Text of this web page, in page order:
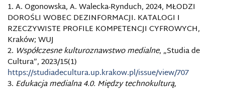
A. Ogonowska, A. Walecka-Rynduch, 2024, MŁODZI
DOROŚLI WOBEC DEZINFORMACJI. KATALOGI I
RZECZYWISTE PROFILE KOMPETENCJI CYFROWYCH,
Kraków; WUJ
Współczesne kulturoznawstwo medialne, „Studia de
Cultura”, 2023/15(1)
https://studiadecultura.up.krakow.pl/issue/view/707
Edukacja medialna 4.0. Między technokulturą,